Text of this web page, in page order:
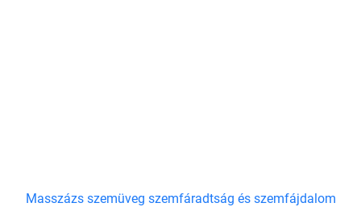
Masszázs szemüveg szemfáradtság és szemfájdalom